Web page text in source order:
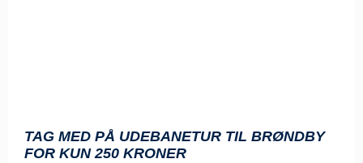
TAG MED PÅ UDEBANETUR TIL BRØNDBY
FOR KUN 250 KRONER